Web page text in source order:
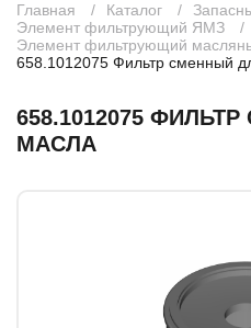
Главная Каталог
Элемент фильтрующий ЯМЗ
Элемент фильтрующий
658.1012075 Фильтр сменный
658.1012075
МАСЛА